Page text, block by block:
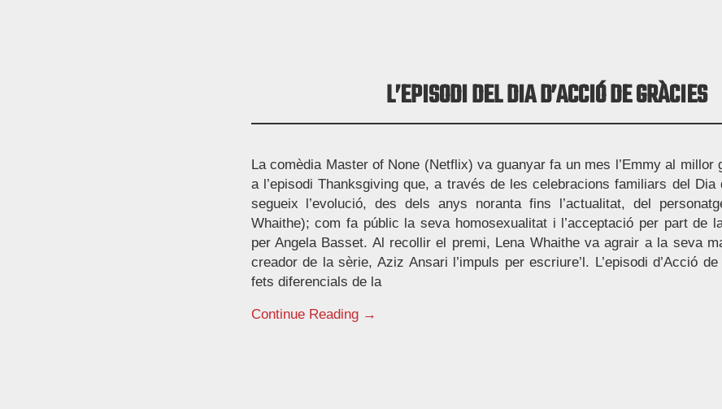
L’EPISODI DEL DIA D’ACCIÓ DE GRÀCIES
La comèdia Master of None (Netflix) va guanyar fa un mes l’Emmy al millor
a l’episodi Thanksgiving que, a través de les celebracions familiars del Dia
segueix l’evolució, des dels anys noranta fins l’actualitat, del
Whaithe); com fa públic la seva homosexualitat i l’acceptació per part de
per Angela Basset. Al recollir el premi, Lena Whaithe va agrair a la seva
creador de la sèrie, Aziz Ansari l’impuls per escriure’l. L’episodi d’Acció
fets diferencials de la
Continue Reading →